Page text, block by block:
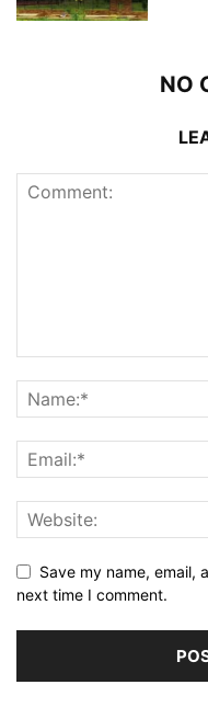
NO
Save my name, email,
next time I comment.